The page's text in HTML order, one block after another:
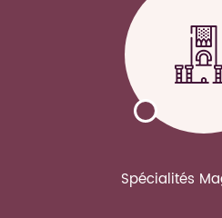
Spécialités